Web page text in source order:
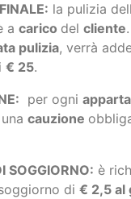
la pulizia
a carico del cliente
pulizia, verrà
€ 25.
per ogni
cauzione
SOGGIORNO: è
di € 2,5 al